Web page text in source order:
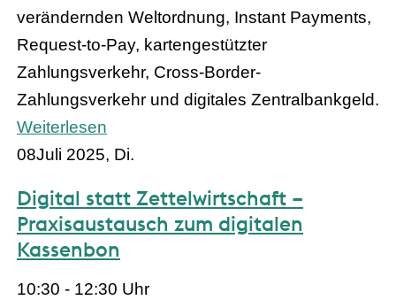
verändernden Weltordnung, Instant Payments,
Request-to-Pay, kartengestützter
Zahlungsverkehr, Cross-Border-
Zahlungsverkehr und digitales Zentralbankgeld.​
Weiterlesen
08Juli 2025, Di.
Digital statt Zettelwirtschaft –
Praxisaustausch zum digitalen
Kassenbon
10:30 - 12:30 Uhr